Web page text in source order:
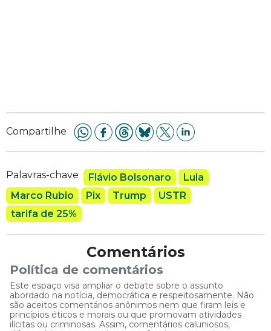
Compartilhe
Palavras-chave Flávio Bolsonaro
Lula
Marco Rubio
Pix Trump
USTR
tarifa de 25%
Comentários
Política de comentários
Este espaço visa ampliar o debate sobre o assunto
abordado na notícia, democrática e respeitosamente. Não
são aceitos comentários anônimos nem que firam leis e
princípios éticos e morais ou que promovam atividades
ilícitas ou criminosas. Assim, comentários caluniosos,